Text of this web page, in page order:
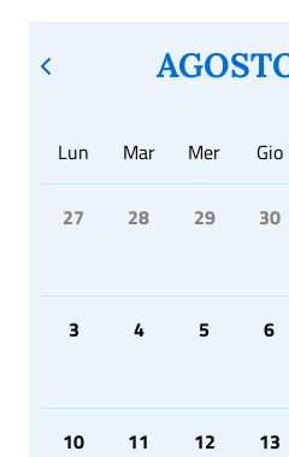
Lun Mar Mer Gio
27 28 29 30
3 4 5 6
10 11 12 13